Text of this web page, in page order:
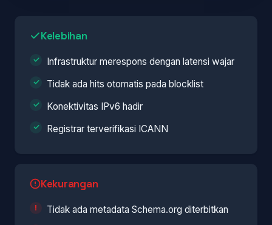
Kelebihan
Infrastruktur merespons dengan latensi wajar
Tidak ada hits otomatis pada blocklist
Konektivitas IPv6 hadir
Registrar terverifikasi ICANN
Kekurangan
Tidak ada metadata Schema.org diterbitkan